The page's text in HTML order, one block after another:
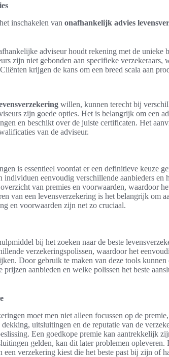
inschakelen van onafhankelijk advies
adviseur houdt rekening met de unieke
zijn niet gebonden aan specifieke verzekeraars,
Cliënten krijgen de kans om een breed scala aan
willen, kunnen terecht bij
zijn goede opties. Het is belangrijk om een
en beschikt over de juiste certificaten. Het
van de adviseur.
is essentieel voordat er een definitieve keuze
eenvoudig verschillende aanbieders en
van premies en voorwaarden, waardoor
van een levensverzekering is het belangrijk om
en voorwaarden zijn net zo cruciaal.
bij het zoeken naar de beste
verzekeringspolissen, waardoor het
Door gebruik te maken van deze tools
prijzen aanbieden en welke polissen het beste
moet men niet alleen focussen op de
uitsluitingen en de reputatie van de
Een goedkope premie kan aantrekkelijk
gelden, kan dit later problemen
een verzekering kiest die het beste past bij zijn of